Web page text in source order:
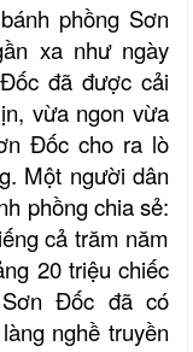
phồng Sơn
xa như ngày
đã được cải
vừa ngon vừa
Đốc cho ra lò
Một người dân
phồng chia sẻ:
cả trăm năm
20 triệu chiếc
Đốc đã có
nghề truyền